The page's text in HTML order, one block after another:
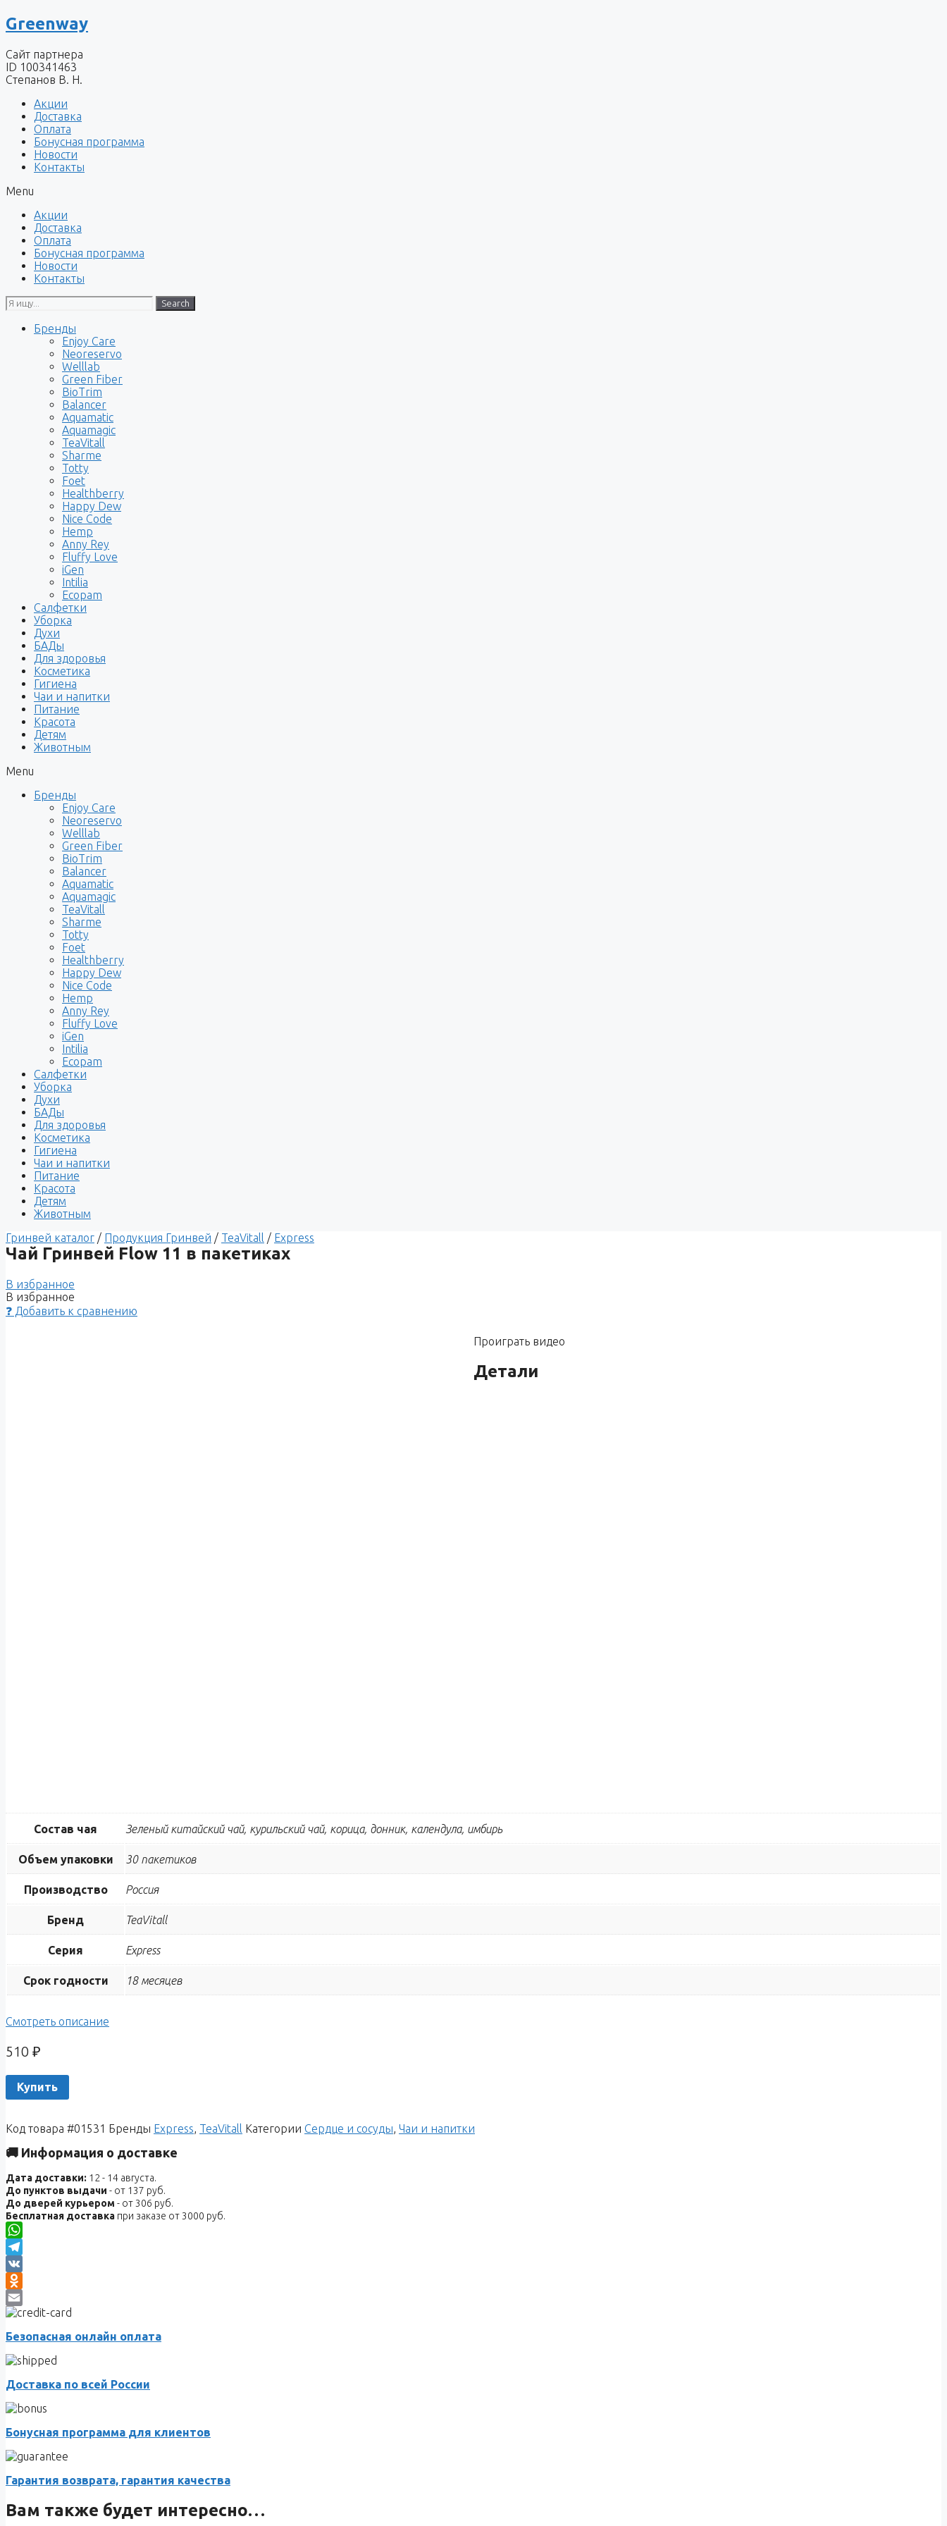
Перейти
к
Greenway
Сайт партнера
ID 100341463
Степанов В. Н.
Акции
Доставка
Оплата
Бонусная программа
Новости
Контакты
Menu
Акции
Доставка
Оплата
Бонусная программа
Новости
Контакты
Search
Бренды
Enjoy Care
Neoreservo
Welllab
Green Fiber
BioTrim
Balancer
Aquamatic
Aquamagic
TeaVitall
Sharme
Totty
Foet
Healthberry
Happy Dew
Nice Code
Hemp
Anny Rey
Fluffy Love
iGen
Intilia
Ecopam
Салфетки
Уборка
Духи
БАДы
Для здоровья
Косметика
Гигиена
Чаи и напитки
Питание
Красота
Детям
Животным
Menu
Бренды
Enjoy Care
Neoreservo
Welllab
Green Fiber
BioTrim
Balancer
Aquamatic
Aquamagic
TeaVitall
Sharme
Totty
Foet
Healthberry
Happy Dew
Nice Code
Hemp
Anny Rey
Fluffy Love
iGen
Intilia
Ecopam
Салфетки
Уборка
Духи
БАДы
Для здоровья
Косметика
Гигиена
Чаи и напитки
Питание
Красота
Детям
Животным
Гринвей каталог / Продукция Гринвей / TeaVitall / Express
Чай Гринвей Flow 11 в пакетиках
В избранное
В избранное
❓ Добавить к сравнению
Проиграть видео
Детали
Состав чая Зеленый китайский чай, курильский чай, корица, донник, календула, имбирь
Объем упаковки 30 пакетиков
Производство Россия
Бренд TeaVitall
Серия Express
Срок годности 18 месяцев
Смотреть описание
510 ₽
Купить
Код товара #01531 Бренды Express, TeaVitall Категории Сердце и сосуды, Чаи и напитки
🚚 Информация о доставке
Дата доставки: 12 - 14 августа.
До пунктов выдачи - от 137 руб.
До дверей курьером - от 306 руб.
Бесплатная доставка при заказе от 3000 руб.
WhatsApp
Telegram
VK
Odnoklassniki
Email
Безопасная онлайн оплата
Доставка по всей России
Бонусная программа для клиентов
Гарантия возврата, гарантия качества
Вам также будет интересно…